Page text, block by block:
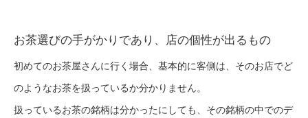
お茶選びの手がかりであり、店の個性が出るもの
初めてのお茶屋さんに行く場合、基本的に客側は、そのお店でど
のようなお茶を扱っているか分かりません。
扱っているお茶の銘柄は分かったにしても、その銘柄の中でのデ